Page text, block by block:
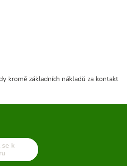
kromě základních nákladů za kontakt
k